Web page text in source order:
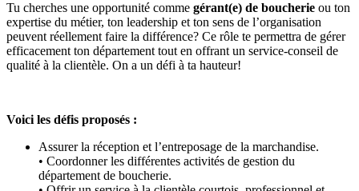
Tu cherches une opportunité comme gérant(e) de boucherie ou ton
expertise du métier, ton leadership et ton sens de l’organisation
peuvent réellement faire la différence? Ce rôle te permettra de gérer
efficacement ton département tout en offrant un service-conseil de
qualité à la clientèle. On a un défi à ta hauteur!
Voici les défis proposés :
Assurer la réception et l’entreposage de la marchandise.
• Coordonner les différentes activités de gestion du
département de boucherie.